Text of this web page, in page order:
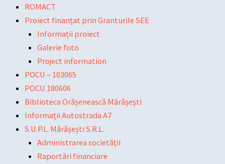
Main
Menu
ROMACT
Proiect finanțat prin Granturile SEE
Informații proiect
Galerie foto
Project information
POCU – 103065
POCU 180606
Biblioteca Orășenească Mărășești
Informații Autostrada A7
S.U.P.L. Mărășești S.R.L.
Administrarea societății
Raportări financiare
Main
Menu
Post
navigation